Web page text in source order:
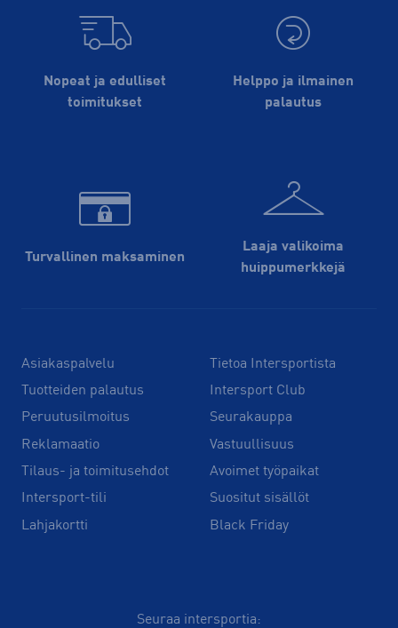
Nopeat ja edulliset
toimitukset
Helppo ja ilmainen
palautus
Turvallinen maksaminen
Laaja valikoima
huippu­merkkejä
Asiakaspalvelu
Tuotteiden palautus
Peruutusilmoitus
Reklamaatio
Tilaus- ja toimitusehdot
Intersport-tili
Lahjakortti
Tietoa Intersportista
Intersport Club
Seurakauppa
Vastuullisuus
Avoimet työpaikat
Suositut sisällöt
Black Friday
Seuraa intersportia: